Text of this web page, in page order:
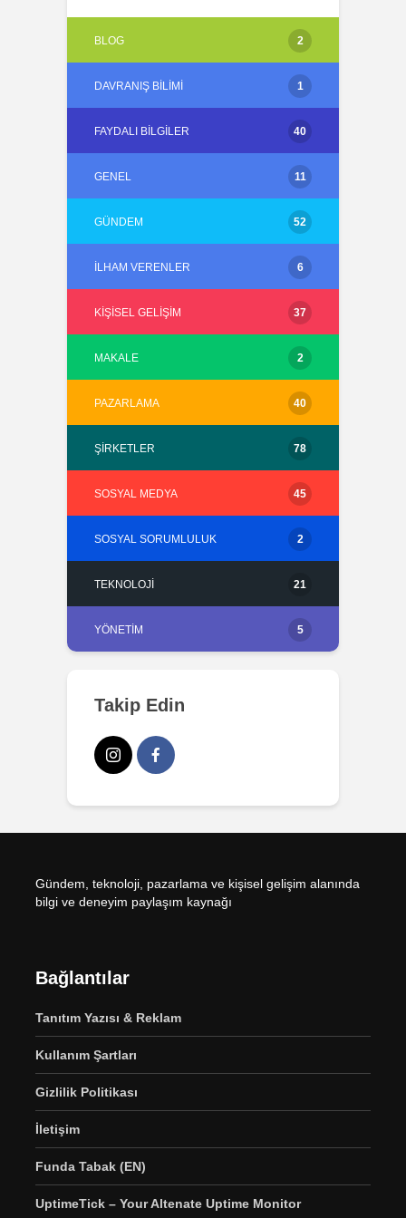
BLOG 2
DAVRANIŞ BILIMI 1
FAYDALI BILGILER 40
GENEL 11
GÜNDEM 52
İLHAM VERENLER 6
KIŞISEL GELIŞIM 37
MAKALE 2
PAZARLAMA 40
ŞIRKETLER 78
SOSYAL MEDYA 45
SOSYAL SORUMLULUK 2
TEKNOLOJI 21
YÖNETIM 5
Takip Edin
Gündem, teknoloji, pazarlama ve kişisel gelişim alanında
bilgi ve deneyim paylaşım kaynağı
Bağlantılar
Tanıtım Yazısı & Reklam
Kullanım Şartları
Gizlilik Politikası
İletişim
Funda Tabak (EN)
UptimeTick – Your Altenate Uptime Monitor